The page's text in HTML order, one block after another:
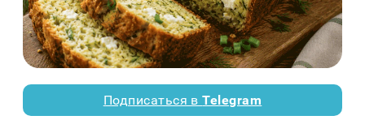
Подписаться вTelegram